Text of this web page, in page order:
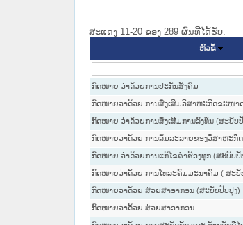
ສະແດງ 11-20 ຂອງ 289 ຜົນທີ່ໄດ້ຮັບ.
ຫົວຂໍ້
ກົດໝາຍ ວ່າດ້ວຍການປະກັນສັງຄົມ
ກົດໝາຍວ່າດ້ວຍ ການສົ່ງເສີມວິສາຫະກິດຂະໜາ
ກົດໝາຍ ວ່າດ້ວຍການສົ່ງເສີມການລົງທຶນ (ສະບັບ
ກົດໝາຍວ່າດ້ວຍ ການລົ້ມລະລາຍຂອງວິສາຫະກິດ
ກົດໝາຍ ວ່າດ້ວຍການແກ້ໄຂຄຳຮ້ອງທຸກ (ສະບັບປັ
ກົດໝາຍວ່າດ້ວຍ ການໂທລະຄົມມະນາຄົມ ( ສະບັ
ກົດໝາຍວ່າດ້ວຍ ສ່ວຍສາອາກອນ (ສະບັບປັບປຸງ)
ກົດໝາຍວ່າດ້ວຍ ສ່ວຍສາອາກອນ